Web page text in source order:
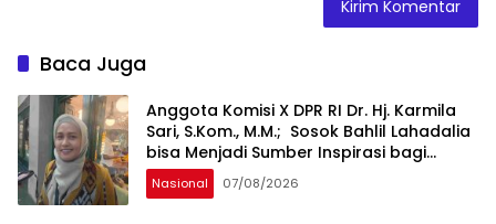
Baca Juga
Anggota Komisi X DPR RI Dr. Hj. Karmila
Sari, S.Kom., M.M.; Sosok Bahlil Lahadalia
bisa Menjadi Sumber Inspirasi bagi
Generasi Muda, Pelaku Usaha,
Pemerintah, maupun Pemangku
Nasional 07/08/2026